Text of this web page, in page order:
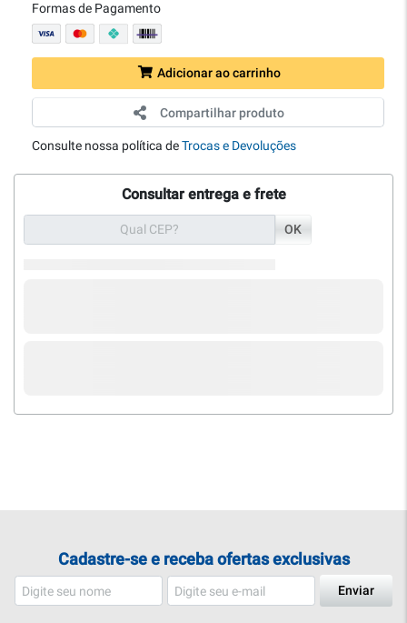
Formas de Pagamento
Adicionar ao carrinho
Compartilhar produto
Consulte nossa política deTrocas e Devoluções
Consultar entrega e frete
OK
Cadastre-se e receba ofertas exclusivas
Enviar